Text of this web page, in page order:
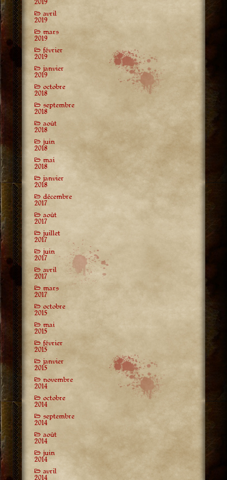
2019
avril
2019
mars
2019
février
2019
janvier
2019
octobre
2018
septembre
2018
août
2018
juin
2018
mai
2018
janvier
2018
décembre
2017
août
2017
juillet
2017
juin
2017
avril
2017
mars
2017
octobre
2015
mai
2015
février
2015
janvier
2015
novembre
2014
octobre
2014
septembre
2014
août
2014
juin
2014
avril
2014